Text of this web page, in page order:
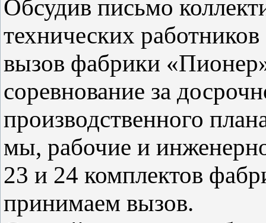
Обсудив письмо
технических
вызов фабрики
соревнование за
производственного
мы, рабочие и
23 и 24 комплектов
принимаем вызов.